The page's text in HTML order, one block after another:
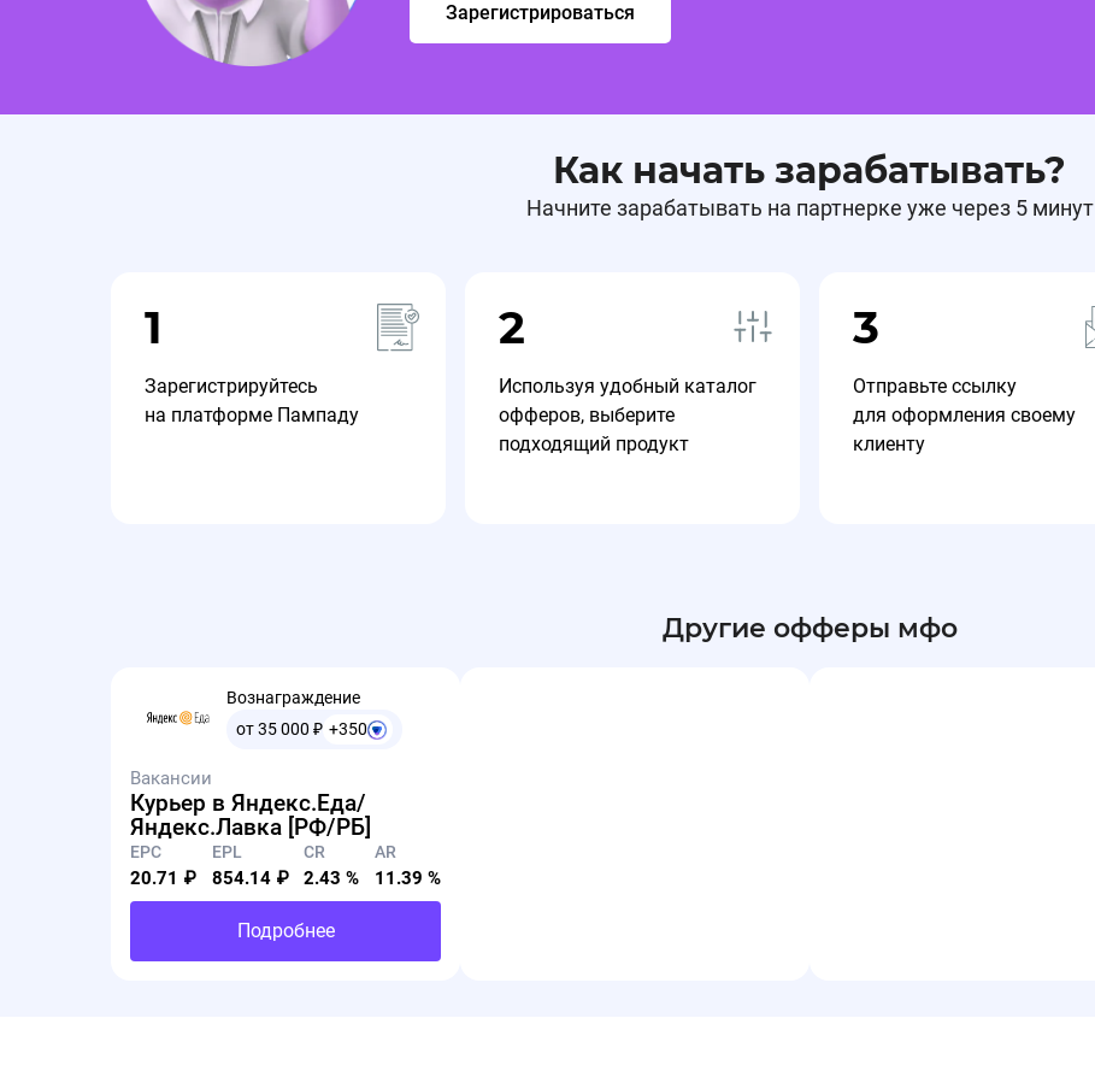
Зарегистрироваться
Как начать зарабатывать?
Начните зарабатывать на партнерке уже через 5 минут
1
Зарегистрируйтесь
на платформе Пампаду
2
Используя удобный каталог
офферов, выберите
подходящий продукт
3
Отправьте ссылку
для оформления своему
клиенту
Другие офферы мфо
Вознаграждение
от 35 000 ₽ +350
Вакансии
Курьер в Яндекс.Еда/
Яндекс.Лавка [РФ/РБ]
EPC
20.71 ₽
EPL
854.14 ₽
CR
2.43 %
AR
11.39 %
Подробнее